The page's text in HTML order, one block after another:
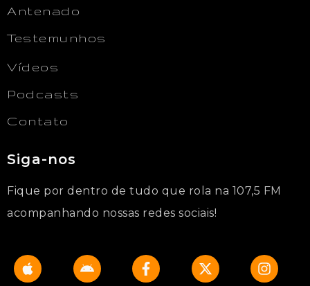
Antenado
Testemunhos
Vídeos
Podcasts
Contato
Siga-nos
Fique por dentro de tudo que rola na 107,5 FM
acompanhando nossas redes sociais!